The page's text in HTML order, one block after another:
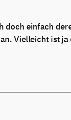
doch einfach
Vielleicht ist